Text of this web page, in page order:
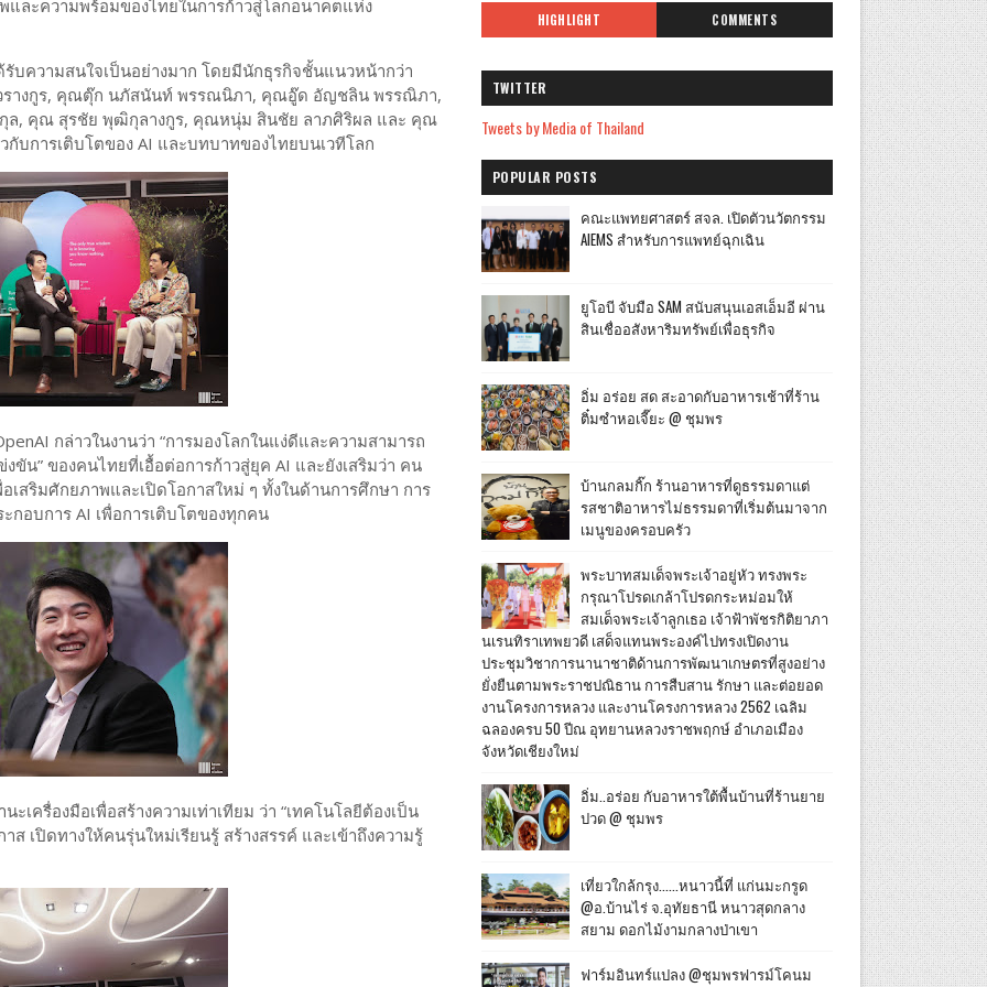
ละความพร้อมของไทยในการก้าวสู่โลกอนาคตแห่ง
บความสนใจเป็นอย่างมาก โดยมีนักธุรกิจชั้นแนวหน้ากว่า
างกูร, คุณตุ๊ก นภัสนันท์ พรรณนิภา, คุณอู๊ด อัญชลิน พรรณิภา,
ล, คุณ สุรชัย พุฒิกุลางกูร, คุณหนุ่ม สินชัย ลาภศิริผล และ คุณ
บการเติบโตของ AI และบทบาทของไทยบนเวทีโลก
กล่าวในงานว่า “การมองโลกในแง่ดีและความสามารถ
ขัน” ของคนไทยที่เอื้อต่อการก้าวสู่ยุค AI และยังเสริมว่า คน
เสริมศักยภาพและเปิดโอกาสใหม่ ๆ ทั้งในด้านการศึกษา การ
กอบการ AI เพื่อการเติบโตของทุกคน
เครื่องมือเพื่อสร้างความเท่าเทียม ว่า “เทคโนโลยีต้องเป็น
ส เปิดทางให้คนรุ่นใหม่เรียนรู้ สร้างสรรค์ และเข้าถึงความรู้
HIGHLIGHT COMMENTS
TWITTER
Tweets by Media of Thailand
POPULAR POSTS
คณะแพทยศาสตร์ สจล. เปิดตัวนวัตกรรม
AIEMS สำหรับการแพทย์ฉุกเฉิน
ยูโอบี จับมือ SAM สนับสนุนเอสเอ็มอี ผ่าน
สินเชื่ออสังหาริมทรัพย์เพื่อธุรกิจ
อิ่ม อร่อย สด สะอาดกับอาหารเช้าที่ร้าน
ติ๋มซำหอเจี๊ยะ @ ชุมพร
บ้านกลมกิ๊ก ร้านอาหารที่ดูธรรมดาแต่
รสชาติอาหารไม่ธรรมดาที่เริ่มต้นมาจาก
เมนูของครอบครัว
พระบาทสมเด็จพระเจ้าอยู่หัว ทรงพระ
กรุณาโปรดเกล้าโปรดกระหม่อมให้
สมเด็จพระเจ้าลูกเธอ เจ้าฟ้าพัชรกิติยาภา
นเรนทิราเทพยวดี เสด็จแทนพระองค์ไปทรงเปิดงาน
ประชุมวิชาการนานาชาติด้านการพัฒนาเกษตรที่สูงอย่าง
ยั่งยืนตามพระราชปณิธาน การสืบสาน รักษา และต่อยอด
งานโครงการหลวง และงานโครงการหลวง 2562 เฉลิม
ฉลองครบ 50 ปีณ อุทยานหลวงราชพฤกษ์ อำเภอเมือง
จังหวัดเชียงใหม่
อิ่ม..อร่อย กับอาหารใต้พื้นบ้านที่ร้านยาย
ปวด @ ชุมพร
เที่ยวใกล้กรุง......หนาวนี้ที่ แก่นมะกรูด
@อ.บ้านไร่ จ.อุทัยธานี หนาวสุดกลาง
สยาม ดอกไม้งามกลางป่าเขา
ฟาร์มอินทร์แปลง @ชุมพรฟารม์โคนม